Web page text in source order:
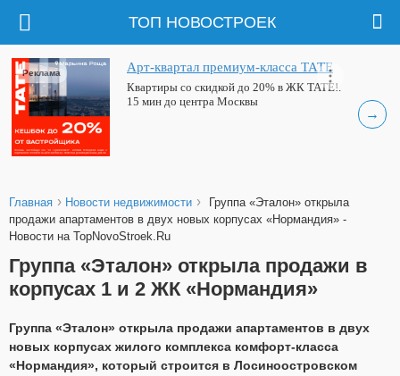
ТОП НОВОСТРОЕК
→
Арт-квартал премиум-класса ТАТЕ
Квартиры со скидкой до 20% в ЖК ТАТЕ!.
15 мин до центра Москвы
Реклама
Главная › Новости недвижимости ›
Группа «Эталон» открыла
продажи апартаментов в двух новых корпусах «Нормандия» -
Новости на TopNovoStroek.Ru
Группа «Эталон» открыла продажи в
корпусах 1 и 2 ЖК «Нормандия»
Группа «Эталон» открыла продажи апартаментов в двух
новых корпусах жилого комплекса комфорт-класса
«Нормандия», который строится в Лосиноостровском